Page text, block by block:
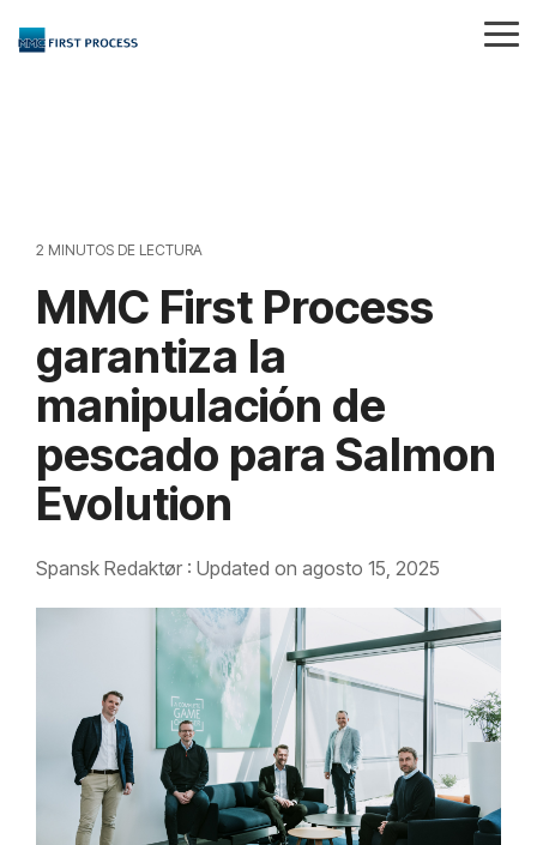
to
the
2 MINUTOS DE LECTURA
MMC First Process
garantiza la
manipulación de
pescado para Salmon
Evolution
Spansk Redaktør : Updated on agosto 15, 2025